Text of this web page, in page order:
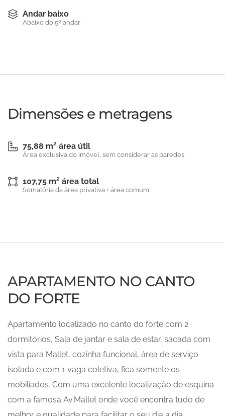
Andar baixo
Abaixo do 5º andar
Dimensões e metragens
75,88 m² área útil
Área exclusiva do imóvel, sem considerar as paredes
107,75 m² área total
Somatória da área privativa + área comum
APARTAMENTO NO CANTO
DO FORTE
Apartamento localizado no canto do forte com 2
dormitórios, Sala de jantar e sala de estar, sacada com
vista para Mallet, cozinha funcional, área de serviço
isolada e com 1 vaga coletiva, fica somente os
mobiliados. Com uma excelente localização de esquina
com a famosa Av.Mallet onde você encontra tudo de